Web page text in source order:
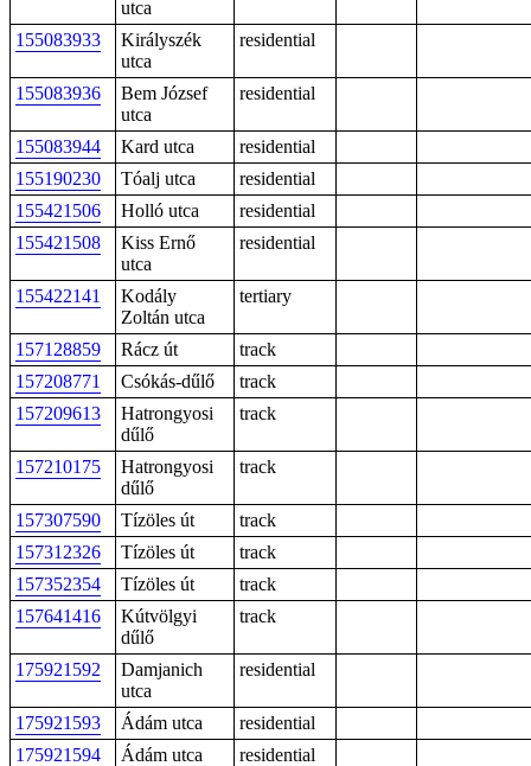
utca
155083933
Királyszék
utca
residential
155083936
Bem József
utca
residential
155083944 Kard utca
residential
155190230
Tóalj utca
residential
155421506
Holló utca
residential
155421508
Kiss Ernő
utca
residential
155422141
Kodály
Zoltán utca
tertiary
157128859 Rácz út
track
157208771
Csókás-dűlő
track
157209613
Hatrongyosi
dűlő
track
157210175
Hatrongyosi
dűlő
track
157307590 Tízöles út
track
157312326
Tízöles út
track
157352354
Tízöles út
track
157641416
Kútvölgyi
dűlő
track
175921592
Damjanich
utca
residential
175921593 Ádám utca
residential
175921594
Ádám utca
residential